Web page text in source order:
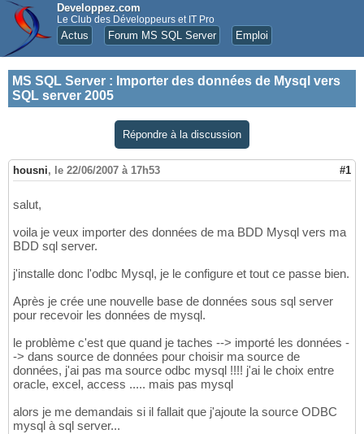
Developpez.com
Le Club des Développeurs et IT Pro
Actus Forum MS SQL Server Emploi
MS SQL Server : Importer des données de Mysql vers
SQL server 2005
Répondre à la discussion
housni, le 22/06/2007 à 17h53 #1
salut,
voila je veux importer des données de ma BDD Mysql vers ma
BDD sql server.
j'installe donc l'odbc Mysql, je le configure et tout ce passe bien.
Après je crée une nouvelle base de données sous sql server
pour recevoir les données de mysql.
le problème c'est que quand je taches --> importé les données -
-> dans source de données pour choisir ma source de
données, j'ai pas ma source odbc mysql !!!! j'ai le choix entre
oracle, excel, access ..... mais pas mysql
alors je me demandais si il fallait que j'ajoute la source ODBC
mysql à sql server...